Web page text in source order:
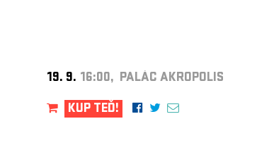
19. 9. 16:00, PALÁC AKROPOLIS
KUP TEĎ!